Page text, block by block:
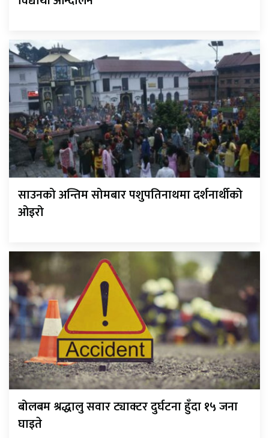
साउनको अन्तिम सोमबार पशुपतिनाथमा दर्शनार्थीको
ओइरो
बोलबम श्रद्धालु सवार ट्याक्टर दुर्घटना हुँदा १५ जना
घाइते